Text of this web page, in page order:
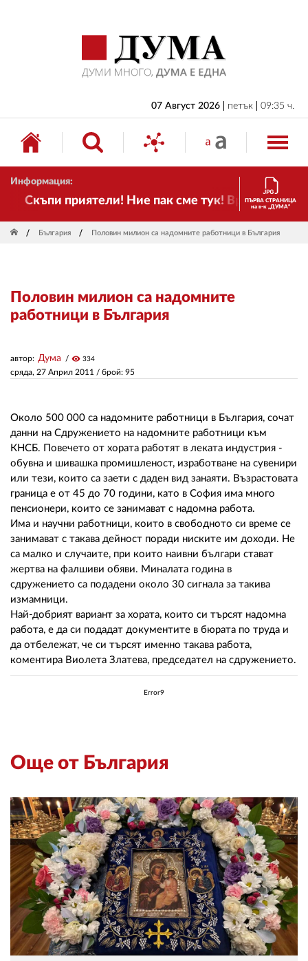
07 Август 2026 петък 09:35 ч.
Информация:
Скъпи приятели! Ние пак сме тук! Времето се
ПЪРВА СТРАНИЦА
на в-к „ДУМА“
България Половин милион са надомните работници в България
Половин милион са надомните
работници в България
сряда, 27 Април 2011 / брой: 95
автор: Дума visibility 334
Около 500 000 са надомните работници в България, сочат
данни на Сдружението на надомните работници към
КНСБ. Повечето от хората работят в леката индустрия -
обувна и шивашка промишленост, изработване на сувенири
или тези, които са заети с даден вид занаяти. Възрастовата
граница е от 45 до 70 години, като в София има много
пенсионери, които се занимават с надомна работа.
Има и научни работници, които в свободното си време се
занимават с такава дейност поради ниските им доходи. Не
са малко и случаите, при които наивни българи стават
жертва на фалшиви обяви. Миналата година в
сдружението са подадени около 30 сигнала за такива
измамници.
Най-добрият вариант за хората, които си търсят надомна
работа, е да си подадат документите в бюрата по труда и
да отбележат, че си търсят именно такава работа,
коментира Виолета Златева, председател на сдружението.
Error9
Още от България
БЪЛГАРИЯ
ИКОНОМИКА
ИЗБОРИ
СВЯТ
ДРУГИ
АВТОРИ
КОНТАКТИ
РЕКЛАМА
АБОНАМЕНТ
УСЛОВИЯ ЗА ПОЛЗВАНЕ
ПОЛИТИКА ЗА БИСКВИТКИТЕ
ПОЛИТИКАТА ЗА
ПОВЕРИТЕЛНОСТ
02 975 20 35